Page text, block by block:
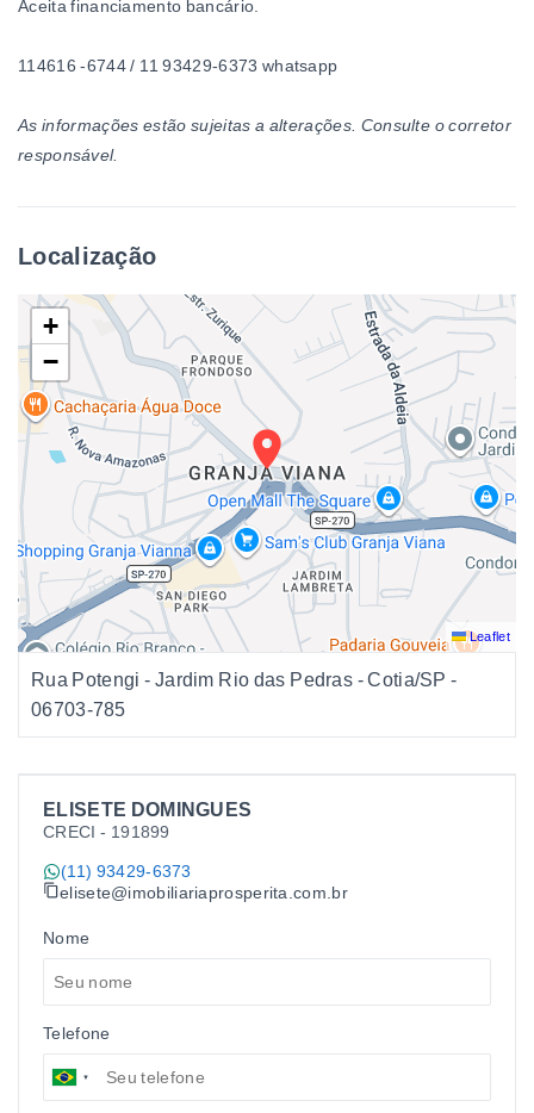
ELISETE DOMINGUES
CRECI - 191899
(11) 93429-6373
elisete@imobiliariaprosperita.com.br
Nome
Telefone
Aceita financiamento bancário.
114616 -6744 / 11 93429-6373 whatsapp
As informações estão sujeitas a alterações. Consulte o corretor
responsável.
Localização
+
−
Leaflet
Rua Potengi - Jardim Rio das Pedras - Cotia/SP -
06703-785